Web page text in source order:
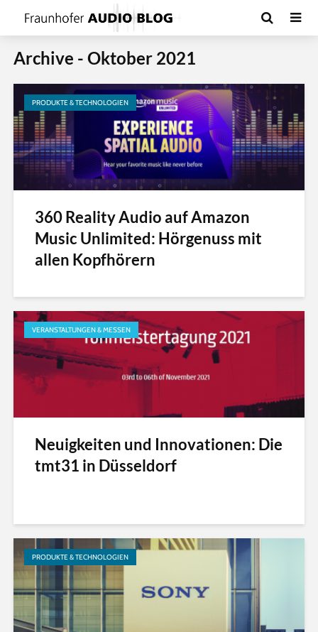
Archive - Oktober 2021
PRODUKTE & TECHNOLOGIEN
360 Reality Audio auf Amazon
Music Unlimited: Hörgenuss mit
allen Kopfhörern
VERANSTALTUNGEN & MESSEN
Neuigkeiten und Innovationen: Die
tmt31 in Düsseldorf
PRODUKTE & TECHNOLOGIEN